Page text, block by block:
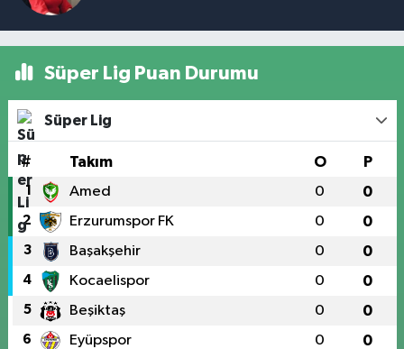
Süper Lig Puan Durumu
Süper Lig
# Takım O P
1 Amed 0 0
2 Erzurumspor FK 0 0
3 Başakşehir 0 0
4 Kocaelispor 0 0
5 Beşiktaş 0 0
6 Eyüpspor 0 0